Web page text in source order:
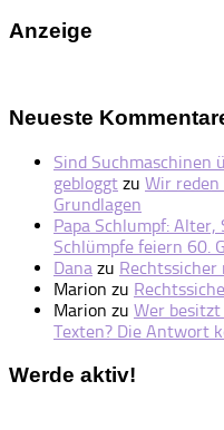
Anzeige
Neueste
Sind Suchmaschinen
gebloggt zu Wir reden
Grundlagen
Papa Schlumpf:
Schlümpfe feiern 60.
Dana zu
Marion zu
Marion zu Wer
Texten? Die Antwort
Werde aktiv!